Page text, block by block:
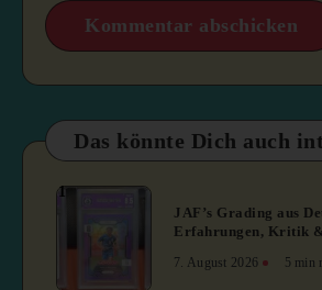
Das könnte Dich auch
1
JAF’s Grading aus
Erfahrungen, Kritik
7. August 2026 5 min